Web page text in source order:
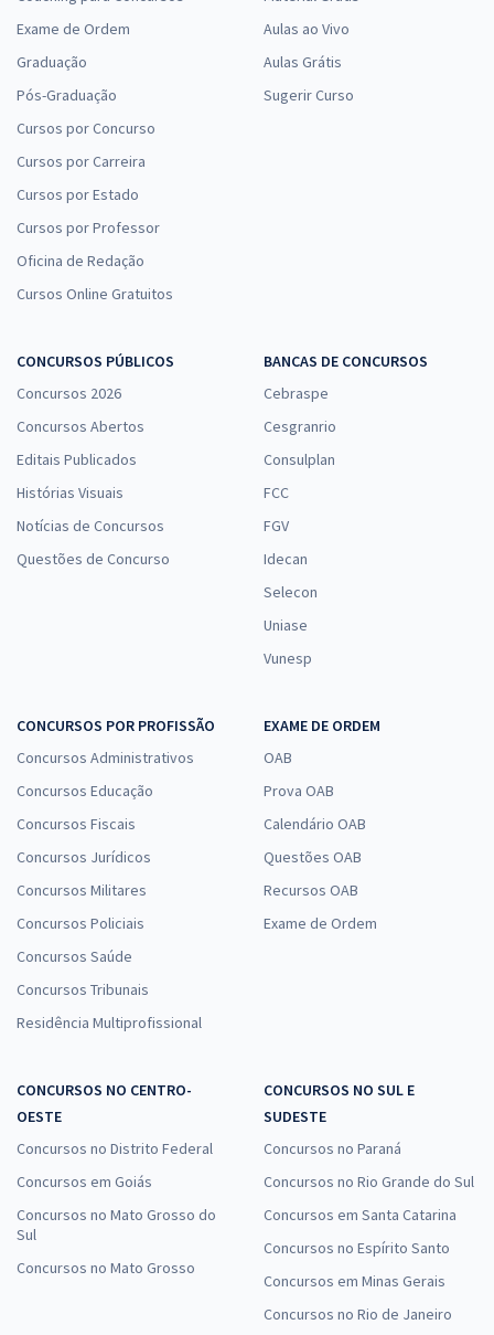
Exame de Ordem
Graduação
Pós-Graduação
Cursos por Concurso
Cursos por Carreira
Cursos por Estado
Cursos por Professor
Oficina de Redação
Cursos Online Gratuitos
Aulas ao Vivo
Aulas Grátis
Sugerir Curso
CONCURSOS PÚBLICOS
Concursos 2026
Concursos Abertos
Editais Publicados
Histórias Visuais
Notícias de Concursos
Questões de Concurso
BANCAS DE CONCURSOS
Cebraspe
Cesgranrio
Consulplan
FCC
FGV
Idecan
Selecon
Uniase
Vunesp
CONCURSOS POR PROFISSÃO
Concursos Administrativos
Concursos Educação
Concursos Fiscais
Concursos Jurídicos
Concursos Militares
Concursos Policiais
Concursos Saúde
Concursos Tribunais
Residência Multiprofissional
EXAME DE ORDEM
OAB
Prova OAB
Calendário OAB
Questões OAB
Recursos OAB
Exame de Ordem
CONCURSOS NO CENTRO-
OESTE
Concursos no Distrito Federal
Concursos em Goiás
Concursos no Mato Grosso do
Sul
Concursos no Mato Grosso
CONCURSOS NO SUL E
SUDESTE
Concursos no Paraná
Concursos no Rio Grande do Sul
Concursos em Santa Catarina
Concursos no Espírito Santo
Concursos em Minas Gerais
Concursos no Rio de Janeiro